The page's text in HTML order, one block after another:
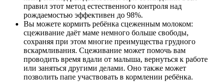
правил этот метод естественного контроля над
рождаемостью эффективен до 98%.
Вы можете кормить ребёнка сцеженным молоком:
сцеживание даёт маме немного больше свободы,
сохраняя при этом многие преимущества грудного
вскармливания. Сцеживание может помочь вам
проводить время вдали от малыша, вернуться к работе
или заняться другими делами. Оно также может
позволить папе участвовать в кормлении ребёнка.